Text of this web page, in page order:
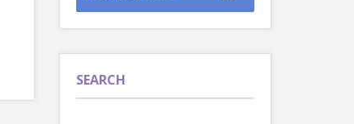
SEARCH